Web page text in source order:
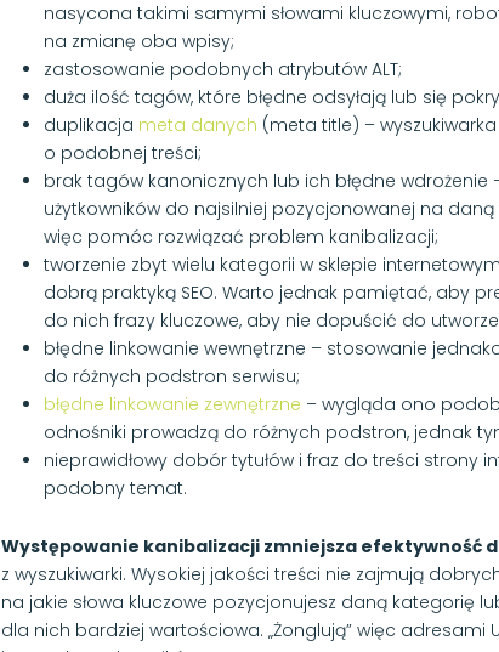
nasycona takimi samymi słowami kluczowymi,
na zmianę oba wpisy;
zastosowanie podobnych atrybutów ALT;
duża ilość tagów, które błędne odsyłają lub się
duplikacja meta danych (meta title) –
o podobnej treści;
brak tagów kanonicznych lub ich błędne wdrożenie
użytkowników do najsilniej pozycjonowanej na
więc pomóc rozwiązać problem kanibalizacji;
tworzenie zbyt wielu kategorii w sklepie
dobrą praktyką SEO. Warto jednak pamiętać, aby
do nich frazy kluczowe, aby nie dopuścić do
błędne linkowanie wewnętrzne – stosowanie
do różnych podstron serwisu;
błędne linkowanie zewnętrzne – wygląda ono
odnośniki prowadzą do różnych podstron, jednak
nieprawidłowy dobór tytułów i fraz do treści strony
podobny temat.
Występowanie kanibalizacji zmniejsza efektywność
z wyszukiwarki. Wysokiej jakości treści nie zajmują
na jakie słowa kluczowe pozycjonujesz daną kategorię
dla nich bardziej wartościowa. „Żonglują” więc